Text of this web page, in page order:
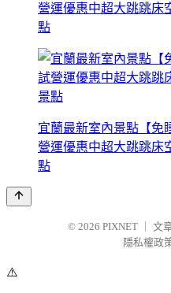
營運優惠中超大跳跳床
點
宜蘭最新室內景點【免
營運優惠中超大跳跳床
點
© 2026 PIXNET
文
隱私權政
⚠️